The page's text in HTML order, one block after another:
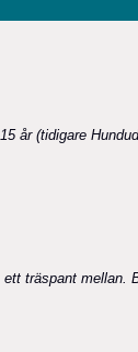
år (tidigare
träspant mellan.